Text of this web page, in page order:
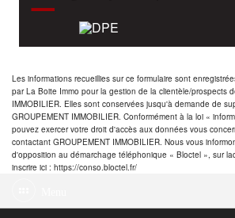
Les informations recueillies sur ce formulaire sont
par La Boite Immo pour la gestion de la clientèle/prospects
IMMOBILIER. Elles sont conservées jusqu'à demande de
GROUPEMENT IMMOBILIER. Conformément à la loi «
pouvez exercer votre droit d'accès aux données vous
contactant GROUPEMENT IMMOBILIER. Nous vous
d'opposition au démarchage téléphonique « Bloctel », sur
inscrire ici : https://conso.bloctel.fr/